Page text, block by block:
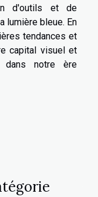
d'outils et de
lumière bleue. En
tendances et
capital visuel et
dans notre ère